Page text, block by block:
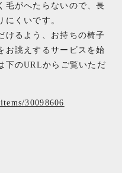
毛がへたらないので、長
にくいです。
けるよう、お持ちの椅子
お誂えするサービスを始
下のURLからご覧いただ
30098606